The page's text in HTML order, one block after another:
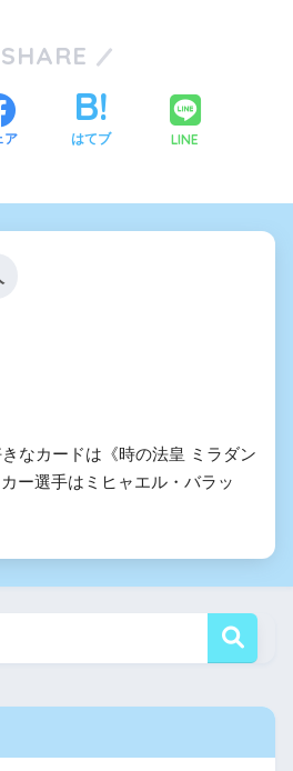
SHARE
ア はてブ LINE
なカードは《時の法皇 ミラダン
ー選手はミヒャエル・バラッ